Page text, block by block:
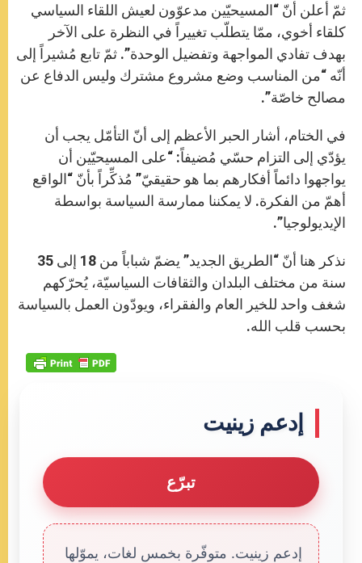
ثمّ أعلن أنّ “المسيحيّين مدعوّون لعيش اللقاء السياسي
كلقاء أخوي، ممّا يتطلّب تغييراً في النظرة على الآخر
بهدف تفادي المواجهة وتفضيل الوحدة”. ثمّ تابع مُشيراً إلى
أنّه “من المناسب وضع مشروع مشترك وليس الدفاع عن
مصالح خاصّة”.
في الختام، أشار الحبر الأعظم إلى أنّ التأمّل يجب أن
يؤدّي إلى التزام حسّي مُضيفاً: “على المسيحيّين أن
يواجهوا دائماً أفكارهم بما هو حقيقيّ” مُذكِّراً بأنّ “الواقع
أهمّ من الفكرة. لا يمكننا ممارسة السياسة بواسطة
الإيديولوجيا”.
نذكر هنا أنّ “الطريق الجديد” يضمّ شباباً من 18 إلى 35
سنة من مختلف البلدان والثقافات السياسيّة، يُحرّكهم
شغف واحد للخير العام والفقراء، ويودّون العمل بالسياسة
بحسب قلب الله.
إدعم زينيت
تبرّع
إدعم زينيت. متوفّرة بخمس لغات، يموّلها